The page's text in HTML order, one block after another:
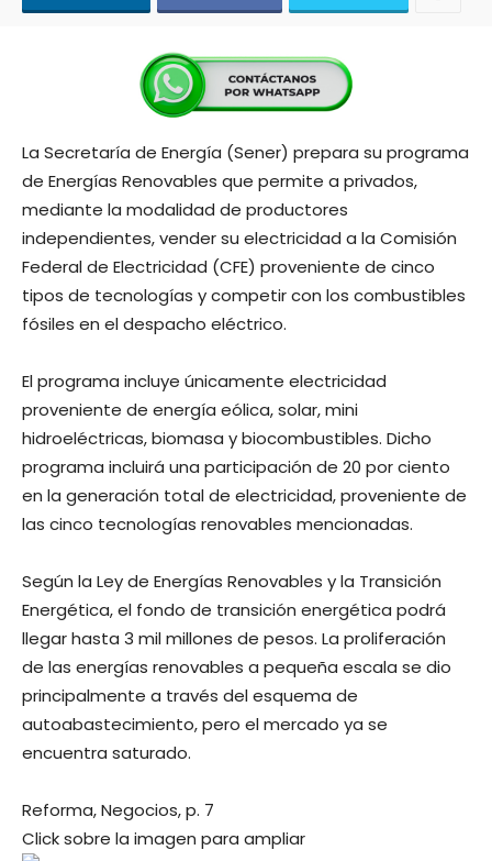
La Secretaría de Energía (Sener) prepara su programa
de Energías Renovables que permite a privados,
mediante la modalidad de productores
independientes, vender su electricidad a la Comisión
Federal de Electricidad (CFE) proveniente de cinco
tipos de tecnologías y competir con los combustibles
fósiles en el despacho eléctrico.
El programa incluye únicamente electricidad
proveniente de energía eólica, solar, mini
hidroeléctricas, biomasa y biocombustibles. Dicho
programa incluirá una participación de 20 por ciento
en la generación total de electricidad, proveniente de
las cinco tecnologías renovables mencionadas.
Según la Ley de Energías Renovables y la Transición
Energética, el fondo de transición energética podrá
llegar hasta 3 mil millones de pesos. La proliferación
de las energías renovables a pequeña escala se dio
principalmente a través del esquema de
autoabastecimiento, pero el mercado ya se
encuentra saturado.
Reforma, Negocios, p. 7
Click sobre la imagen para ampliar